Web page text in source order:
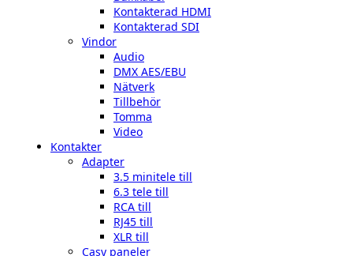
Kontakterad HDMI
Kontakterad SDI
Vindor
Audio
DMX AES/EBU
Nätverk
Tillbehör
Tomma
Video
Kontakter
Adapter
3.5 minitele till
6.3 tele till
RCA till
RJ45 till
XLR till
Casy paneler